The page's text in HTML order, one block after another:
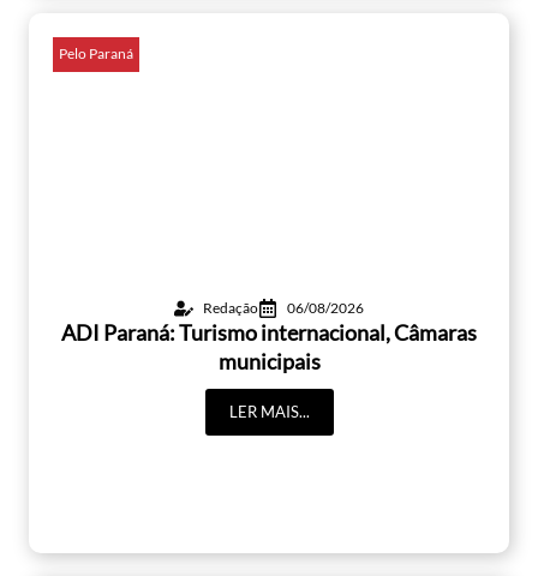
Pelo Paraná
Redação 06/08/2026
ADI Paraná: Turismo internacional, Câmaras
municipais
LER MAIS...